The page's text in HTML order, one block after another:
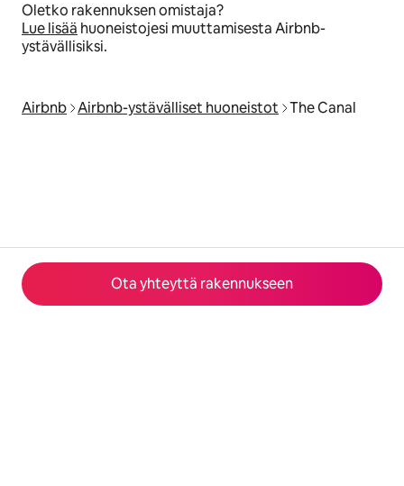
Ota yhteyttä rakennukseen
Oletko rakennuksen omistaja?
Lue lisää huoneistojesi muuttamisesta Airbnb-
ystävällisiksi.
Airbnb Airbnb-ystävälliset huoneistot The Canal